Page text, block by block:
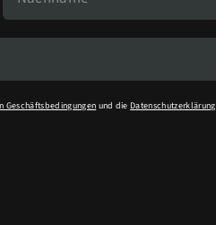
Geschäftsbedingungen und die Datenschutzerklärung